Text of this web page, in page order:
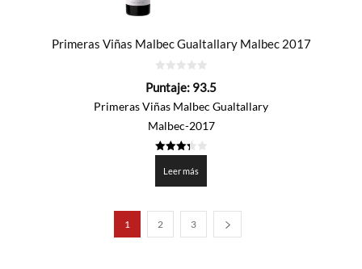
Primeras Viñas Malbec Gualtallary Malbec 2017
de
Puntaje: 93.5
Primeras Viñas Malbec Gualtallary
Malbec-2017
de 5
Leer más
1 2 3